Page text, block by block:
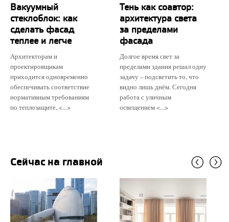
Вакуумный
стеклоблок: как
сделать фасад
теплее и легче
Архитекторам и
проектировщикам
приходится одновременно
обеспечивать соответствие
нормативным требованиям
по теплозащите, <...>
Тень как соавтор:
архитектура света
за пределами
фасада
Долгое время свет за
пределами здания решал одну
задачу – подсветить то, что
видно лишь днём. Сегодня
работа с уличным
освещением <...>
Сейчас на главной